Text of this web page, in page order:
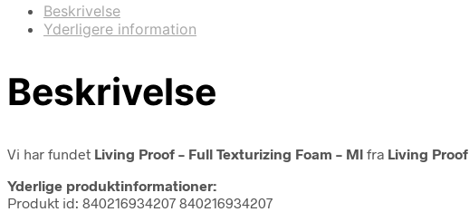
Beskrivelse
Yderligere information
Beskrivelse
Vi har fundet Living Proof – Full Texturizing Foam – Ml fra Living Proof
Yderlige produktinformationer:
Produkt id: 840216934207 840216934207